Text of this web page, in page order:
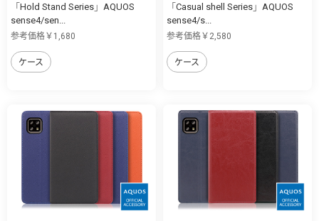
「Hold Stand Series」AQUOS
sense4/sen...
参考価格￥1,680
ケース
「Casual shell Series」AQUOS
sense4/s...
参考価格￥2,580
ケース